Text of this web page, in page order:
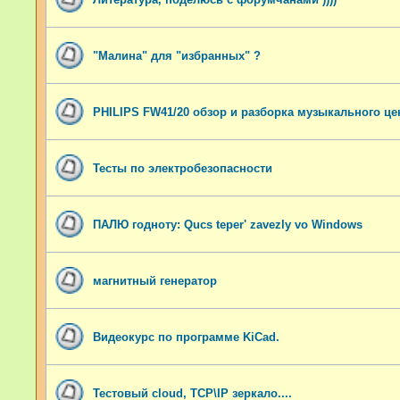
"Малина" для "избранных" ?
PHILIPS FW41/20 обзор и разборка музыкального
Тесты по электробезопасности
ПАЛЮ годноту: Qucs teper' zavezly vo Windows
магнитный генератор
Видеокурс по программе KiCad.
Тестовый cloud, TCP\IP зеркало....